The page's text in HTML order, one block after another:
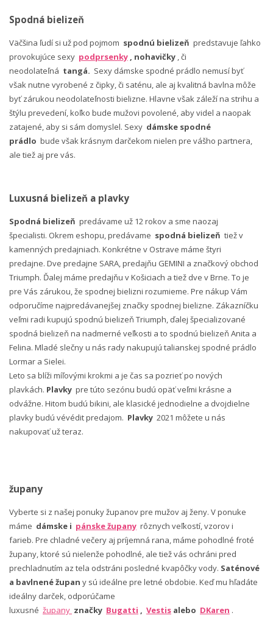
Spodná bielizeň
Väčšina ľudí si už pod pojmom spodnú bielizeň predstavuje ľahko
provokujúce sexy podprsenky , nohavičky , či
neodolateľná tangá. Sexy dámske spodné prádlo nemusí byť
však nutne vyrobené z čipky, či saténu, ale aj kvalitná bavlna môže
byť zárukou neodolateľnosti bielizne. Hlavne však záleží na strihu a
štýlu prevedení, koľko bude mužovi povolené, aby videl a naopak
zatajené, aby si sám domyslel. Sexy dámske spodné
prádlo bude však krásnym darčekom nielen pre vášho partnera,
ale tiež aj pre vás.
Luxusná bielizeň a plavky
Spodná bielizeň predávame už 12 rokov a sme naozaj
špecialisti. Okrem eshopu, predávame spodná bielizeň tiež v
kamenných predajniach. Konkrétne v Ostrave máme štyri
predajne. Dve predajne SARA, predajňu GEMINI a značkový obchod
Triumph. Ďalej máme predajňu v Košiciach a tiež dve v Brne. To je
pre Vás zárukou, že spodnej bielizni rozumieme. Pre nákup Vám
odporučíme najpredávanejšej značky spodnej bielizne. Zákazníčku
veľmi radi kupujú spodnú bielizeň Triumph, ďalej špecializované
spodná bielizeň na nadmerné veľkosti a to spodnú bielizeň Anita a
Felina. Mladé slečny u nás rady nakupujú talianskej spodné prádlo
Lormar a Sielei.
Leto sa blíži míľovými krokmi a je čas sa pozrieť po nových
plavkách. Plavky pre túto sezónu budú opäť veľmi krásne a
odvážne. Hitom budú bikini, ale klasické jednodielne a dvojdielne
plavky budú vévédit predajom. Plavky 2021 môžete u nás
nakupovať už teraz.
župany
Vyberte si z našej ponuky županov pre mužov aj ženy. V ponuke
máme dámske i pánske župany rôznych veľkostí, vzorov i
farieb. Pre chladné večery aj príjemná rana, máme pohodlné froté
župany, ktoré sú nielenže pohodlné, ale tiež vás ochráni pred
prechladnutím az tela odstráni posledné kvapôčky vody. Saténové
a bavlnené župan y sú ideálne pre letné obdobie. Keď mu hľadáte
ideálny darček, odporúčame
luxusné župany značky Bugatti , Vestis alebo DKaren .